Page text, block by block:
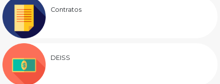
Contratos
DEISS